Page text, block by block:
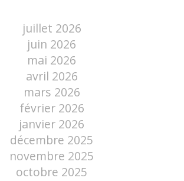
juillet 2026
juin 2026
mai 2026
avril 2026
mars 2026
février 2026
janvier 2026
décembre 2025
novembre 2025
octobre 2025